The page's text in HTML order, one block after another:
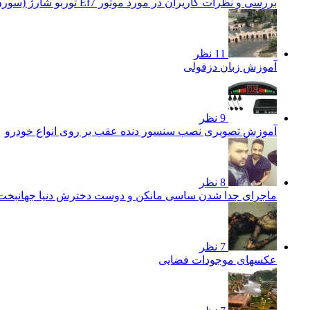
11 نظر
آموزش زبان دزفولی
9 نظر
آموزش تصویری نصب سنسور دنده عقب بر روی انواع خودرو
8 نظر
ماجرای جدا شدن ساسی مانکن و دوست دخترش دنیا
7 نظر
عکسهای موجودات فضایی